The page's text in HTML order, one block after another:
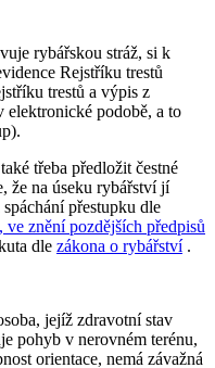
rybářskou stráž, si k
Rejstříku trestů
trestů a výpis z
elektronické podobě, a to
třeba předložit čestné
že na úseku rybářství jí
přestupku dle
znění pozdějších předpisů
dle zákona o rybářství.
jejíž zdravotní stav
pohyb v nerovném terénu,
orientace, nemá závažná